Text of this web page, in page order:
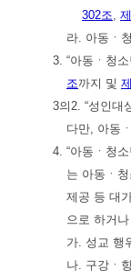
302조,
라. 아동ㆍ
3. “아동ㆍ청
조까지 및
3의2. “성인대
다만, 아동
4. “아동ㆍ청
는 아동ㆍ
제공 등 대
으로 하거
가. 성교 행
나. 구강ㆍ